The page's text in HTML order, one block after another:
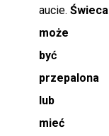
aucie. Świeca
może
być
przepalona
lub
mieć